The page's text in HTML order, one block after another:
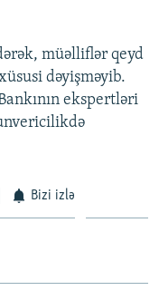
müəlliflər qeyd
dəyişməyib.
ekspertləri
Bizi izlə